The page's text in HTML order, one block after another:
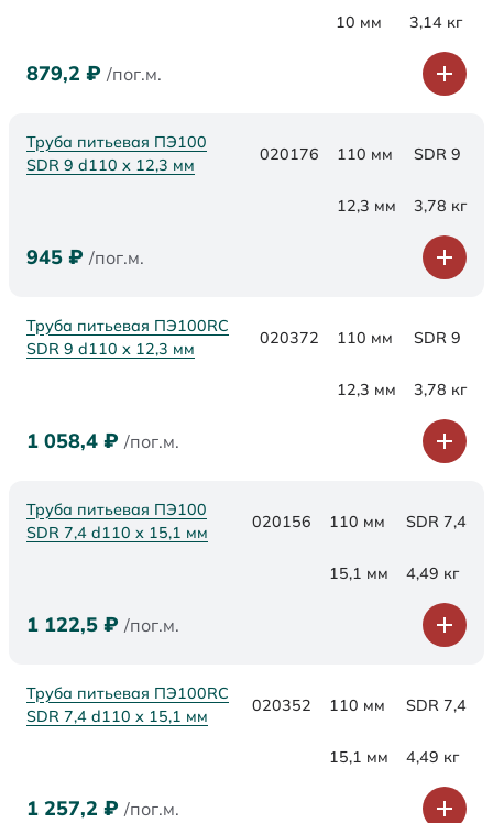
10 мм 3,14 кг
879,2 ₽ /пог.м.
Труба питьевая ПЭ100
SDR 9 d110 х 12,3 мм
020176 110 мм SDR 9
12,3 мм 3,78 кг
945 ₽ /пог.м.
Труба питьевая ПЭ100RC
SDR 9 d110 х 12,3 мм
020372 110 мм SDR 9
12,3 мм 3,78 кг
1 058,4 ₽ /пог.м.
Труба питьевая ПЭ100
SDR 7,4 d110 х 15,1 мм
020156 110 мм SDR 7,4
15,1 мм 4,49 кг
1 122,5 ₽ /пог.м.
Труба питьевая ПЭ100RC
SDR 7,4 d110 х 15,1 мм
020352 110 мм SDR 7,4
15,1 мм 4,49 кг
1 257,2 ₽ /пог.м.